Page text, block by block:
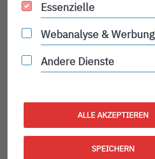
PLN
Status Description:
Checkin:
Codeshare:
Essenzielle
Essenzielle
Webanalyse & Werbung
Webanalyse & Werbung
Andere Dienste
Andere Dienste
ALLE AKZEPTIEREN
SPEICHERN